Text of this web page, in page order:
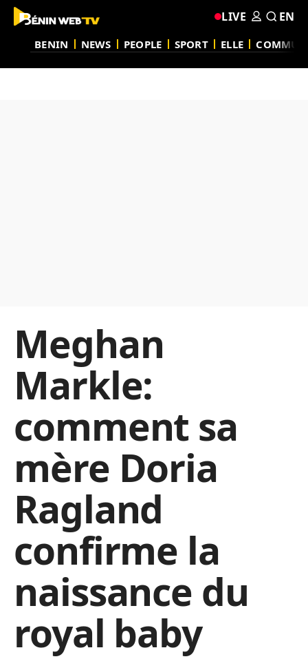
BENIN NEWS PEOPLE SPORT ELLE
LIVE EN
Meghan
Markle:
comment sa
mère Doria
Ragland
confirme la
naissance du
royal baby